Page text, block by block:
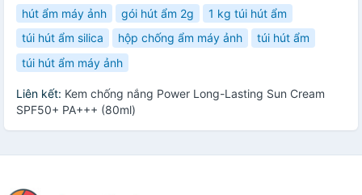
hút ẩm máy ảnh
gói hút ẩm 2g
1 kg túi hút ẩm
túi hút ẩm silica
hộp chống ẩm máy ảnh
túi hút ẩm
túi hút ẩm máy ảnh
Liên kết: Kem chống nắng Power Long-Lasting Sun Cream
SPF50+ PA+++ (80ml)